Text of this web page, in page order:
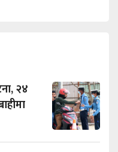
२४